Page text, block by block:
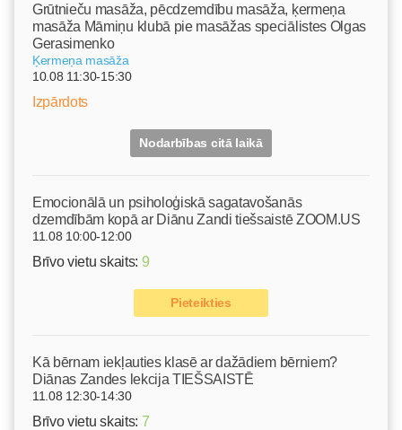
Grūtnieču masāža, pēcdzemdību masāža, ķermeņa
masāža Māmiņu klubā pie masāžas speciālistes Olgas
Gerasimenko
Ķermeņa masāža
10.08 11:30-15:30
Izpārdots
Nodarbības citā laikā
Emocionālā un psiholoģiskā sagatavošanās
dzemdībām kopā ar Diānu Zandi tiešsaistē ZOOM.US
11.08 10:00-12:00
Brīvo vietu skaits: 9
Pieteikties
Kā bērnam iekļauties klasē ar dažādiem bērniem?
Diānas Zandes lekcija TIEŠSAISTĒ
11.08 12:30-14:30
Brīvo vietu skaits: 7